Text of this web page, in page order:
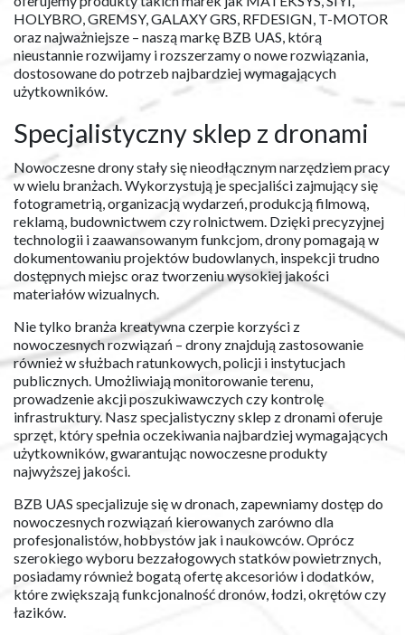
HOLYBRO, GREMSY, GALAXY GRS, RFDESIGN, T-MOTOR
oraz najważniejsze – naszą markę BZB UAS, którą
nieustannie rozwijamy i rozszerzamy o nowe rozwiązania,
dostosowane do potrzeb najbardziej wymagających
użytkowników.
Specjalistyczny sklep z dronami
Nowoczesne drony stały się nieodłącznym narzędziem pracy
w wielu branżach. Wykorzystują je specjaliści zajmujący się
fotogrametrią, organizacją wydarzeń, produkcją filmową,
reklamą, budownictwem czy rolnictwem. Dzięki precyzyjnej
technologii i zaawansowanym funkcjom, drony pomagają w
dokumentowaniu projektów budowlanych, inspekcji trudno
dostępnych miejsc oraz tworzeniu wysokiej jakości
materiałów wizualnych.
Nie tylko branża kreatywna czerpie korzyści z
nowoczesnych rozwiązań – drony znajdują zastosowanie
również w służbach ratunkowych, policji i instytucjach
publicznych. Umożliwiają monitorowanie terenu,
prowadzenie akcji poszukiwawczych czy kontrolę
infrastruktury. Nasz specjalistyczny sklep z dronami oferuje
sprzęt, który spełnia oczekiwania najbardziej wymagających
użytkowników, gwarantując nowoczesne produkty
najwyższej jakości.
BZB UAS specjalizuje się w dronach, zapewniamy dostęp do
nowoczesnych rozwiązań kierowanych zarówno dla
profesjonalistów, hobbystów jak i naukowców. Oprócz
szerokiego wyboru bezzałogowych statków powietrznych,
posiadamy również bogatą ofertę akcesoriów i dodatków,
które zwiększają funkcjonalność dronów, łodzi, okrętów czy
łazików.